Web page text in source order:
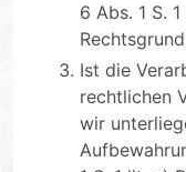
6 Abs. 1 S.
Ist die
rechtlichen
wir